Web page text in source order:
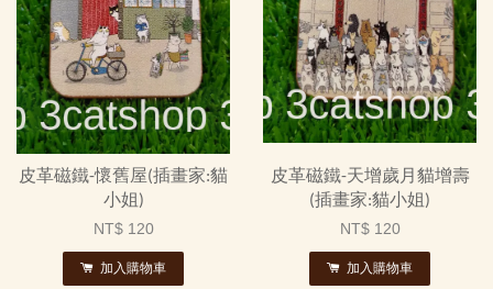
皮革磁鐵-懷舊屋(插畫家:貓
小姐)
NT$ 120
加入購物車
皮革磁鐵-天增歲月貓增壽
(插畫家:貓小姐)
NT$ 120
加入購物車